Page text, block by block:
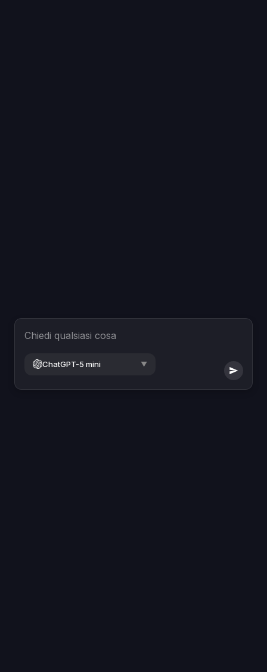
Chiedi qualsiasi cosa
ChatGPT-5 mini ▼